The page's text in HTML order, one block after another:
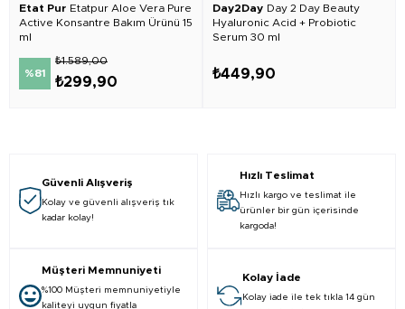
Etat Pur Etatpur Aloe Vera Pure
Active Konsantre Bakım Ürünü 15
ml
%81
₺299,90
₺1.589,00
Day2Day Day 2 Day Beauty
Hyaluronic Acid + Probiotic
Serum 30 ml
₺449,90
Güvenli Alışveriş
Kolay ve güvenli alışveriş tık
kadar kolay!
Hızlı Teslimat
Hızlı kargo ve teslimat ile
ürünler bir gün içerisinde
kargoda!
Müşteri Memnuniyeti
%100 Müşteri memnuniyetiyle
kaliteyi uygun fiyatla
Kolay İade
Kolay iade ile tek tıkla 14 gün